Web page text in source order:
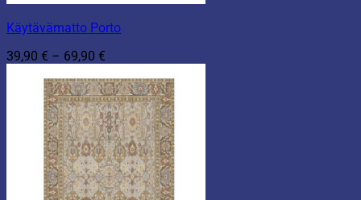
Käytävämatto Porto
39,90 € – 69,90 €
-
69,90 €